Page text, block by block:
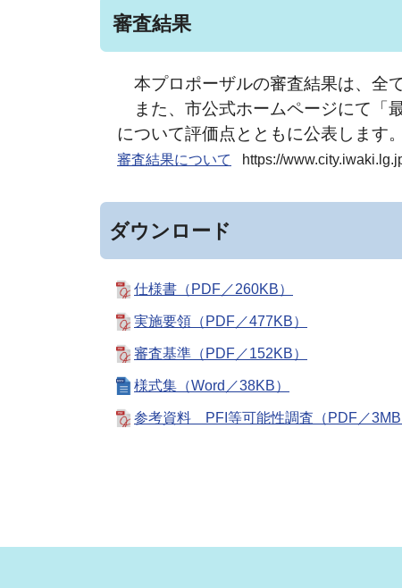
審査結果
本プロポーザルの審査結果は、全て
また、市公式ホームページにて「最
について評価点とともに公表します。
審査結果について https://
ダウンロード
仕様書（PDF／260KB）
実施要領（PDF／477KB）
審査基準（PDF／152KB）
様式集（Word／38KB）
参考資料 PFI等可能性調査（PDF／3MB